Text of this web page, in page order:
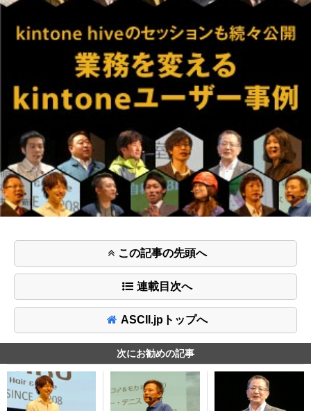
この記事の先頭へ
連載目次へ
ASCII.jpトップへ
次にお勧めの記事